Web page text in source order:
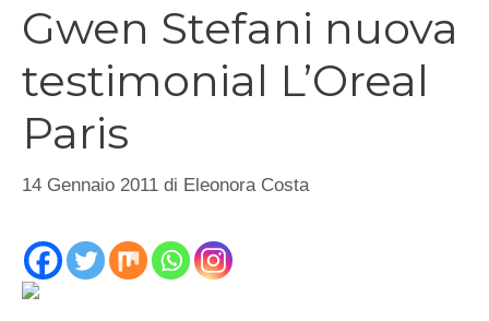
Gwen Stefani nuova
testimonial L’Oreal
Paris
14 Gennaio 2011 di Eleonora Costa